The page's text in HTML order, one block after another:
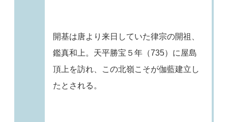
開基は唐より来日していた律宗の開祖、
鑑真和上。天平勝宝５年（735）に屋島
頂上を訪れ、この北嶺こそが伽藍建立し
たとされる。